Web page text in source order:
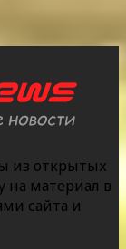
из открытых
на материал в
сайта и